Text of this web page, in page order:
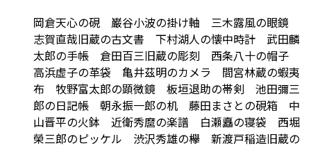
岡倉天心の硯 巌谷小波の掛け軸 三木露風の眼鏡
志賀直哉旧蔵の古文書 下村湖人の懐中時計 武田麟
太郎の手帳 倉田百三旧蔵の彫刻 西条八十の帽子
高浜虚子の革袋 亀井茲明のカメラ 間宮林蔵の蝦夷
布 牧野富太郎の顕微鏡 板垣退助の帯剣 池田彌三
郎の日記帳 朝永振一郎の机 藤田まさとの硯箱 中
山晋平の火鉢 近衛秀麿の楽譜 白瀬矗の寝袋 西堀
榮三郎のピッケル 渋沢秀雄の欅 新渡戸稲造旧蔵の